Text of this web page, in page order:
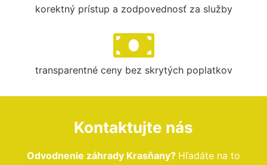
korektný prístup a zodpovednosť za služby
transparentné ceny bez skrytých poplatkov
Kontaktujte nás
Odvodnenie záhrady Krasňany? Hľadáte na to